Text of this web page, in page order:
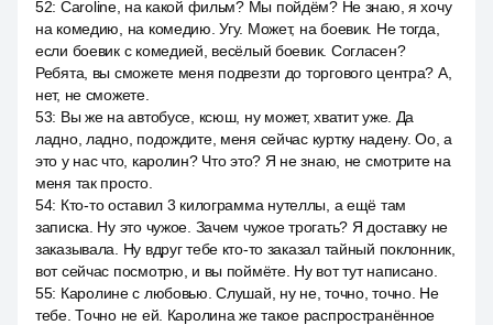
52: Caroline, на какой фильм? Мы пойдём? Не знаю, я хочу
на комедию, на комедию. Угу. Может, на боевик. Не тогда,
если боевик с комедией, весёлый боевик. Согласен?
Ребята, вы сможете меня подвезти до торгового центра? А,
нет, не сможете.
53: Вы же на автобусе, ксюш, ну может, хватит уже. Да
ладно, ладно, подождите, меня сейчас куртку надену. Оо, а
это у нас что, каролин? Что это? Я не знаю, не смотрите на
меня так просто.
54: Кто-то оставил 3 килограмма нутеллы, а ещё там
записка. Ну это чужое. Зачем чужое трогать? Я доставку не
заказывала. Ну вдруг тебе кто-то заказал тайный поклонник,
вот сейчас посмотрю, и вы поймёте. Ну вот тут написано.
55: Каролине с любовью. Слушай, ну не, точно, точно. Не
тебе. Точно не ей. Каролина же такое распространённое